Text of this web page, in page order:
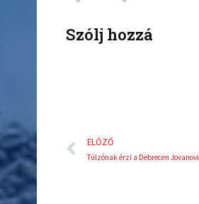
Szólj hozzá
Előző
ELŐZŐ
Túlzónak érzi a Debrecen